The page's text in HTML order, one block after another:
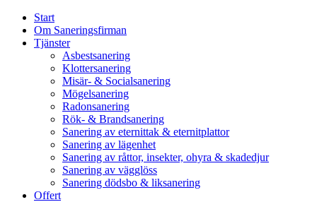
Start
Om Saneringsfirman
Tjänster
Asbestsanering
Klottersanering
Misär- & Socialsanering
Mögelsanering
Radonsanering
Rök- & Brandsanering
Sanering av eternittak & eternitplattor
Sanering av lägenhet
Sanering av råttor, insekter, ohyra & skadedjur
Sanering av vägglöss
Sanering dödsbo & liksanering
Offert